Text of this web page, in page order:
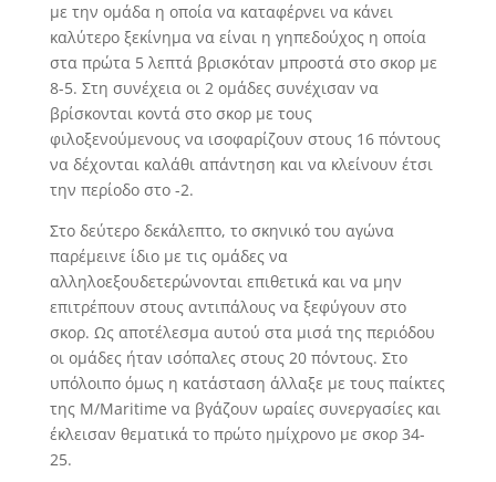
με την ομάδα η οποία να καταφέρνει να κάνει
καλύτερο ξεκίνημα να είναι η γηπεδούχος η οποία
στα πρώτα 5 λεπτά βρισκόταν μπροστά στο σκορ με
8-5. Στη συνέχεια οι 2 ομάδες συνέχισαν να
βρίσκονται κοντά στο σκορ με τους
φιλοξενούμενους να ισοφαρίζουν στους 16 πόντους
να δέχονται καλάθι απάντηση και να κλείνουν έτσι
την περίοδο στο -2.
Στο δεύτερο δεκάλεπτο, το σκηνικό του αγώνα
παρέμεινε ίδιο με τις ομάδες να
αλληλοεξουδετερώνονται επιθετικά και να μην
επιτρέπουν στους αντιπάλους να ξεφύγουν στο
σκορ. Ως αποτέλεσμα αυτού στα μισά της περιόδου
οι ομάδες ήταν ισόπαλες στους 20 πόντους. Στο
υπόλοιπο όμως η κατάσταση άλλαξε με τους παίκτες
της M/Maritime να βγάζουν ωραίες συνεργασίες και
έκλεισαν θεματικά το πρώτο ημίχρονο με σκορ 34-
25.